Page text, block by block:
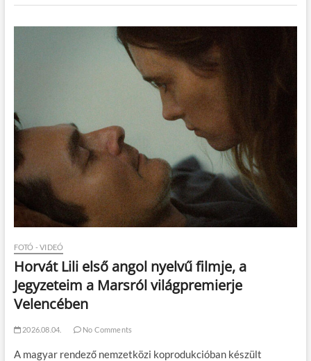
FOTÓ - VIDEÓ
Horvát Lili első angol nyelvű filmje, a
Jegyzeteim a Marsról világpremierje
Velencében
2026.08.04. No Comments
A magyar rendező nemzetközi koprodukcióban készült